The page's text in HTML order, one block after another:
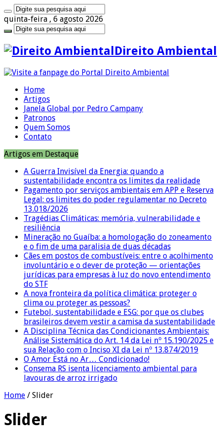
quinta-feira , 6 agosto 2026
Direito Ambiental
Home
Artigos
Janela Global por Pedro Campany
Patronos
Quem Somos
Contato
Artigos em Destaque
A Guerra Invisível da Energia: quando a
sustentabilidade encontra os limites da realidade
Pagamento por serviços ambientais em APP e Reserva
Legal: os limites do poder regulamentar no Decreto
13.018/2026
Tragédias Climáticas: memória, vulnerabilidade e
resiliência
Mineração no Guaíba: a homologação do zoneamento
e o fim de uma paralisia de duas décadas
Cães em postos de combustíveis: entre o acolhimento
involuntário e o dever de proteção — orientações
jurídicas para empresas à luz do novo entendimento
do STF
A nova fronteira da política climática: proteger o
clima ou proteger as pessoas?
Futebol, sustentabilidade e ESG: por que os clubes
brasileiros devem vestir a camisa da sustentabilidade
A Disciplina Técnica das Condicionantes Ambientais:
Análise Sistemática do Art. 14 da Lei nº 15.190/2025 e
sua Relação com o Inciso XI da Lei nº 13.874/2019
O Amor Está no Ar… Condicionado!
Consema RS isenta licenciamento ambiental para
lavouras de arroz irrigado
Home / Slider
Slider